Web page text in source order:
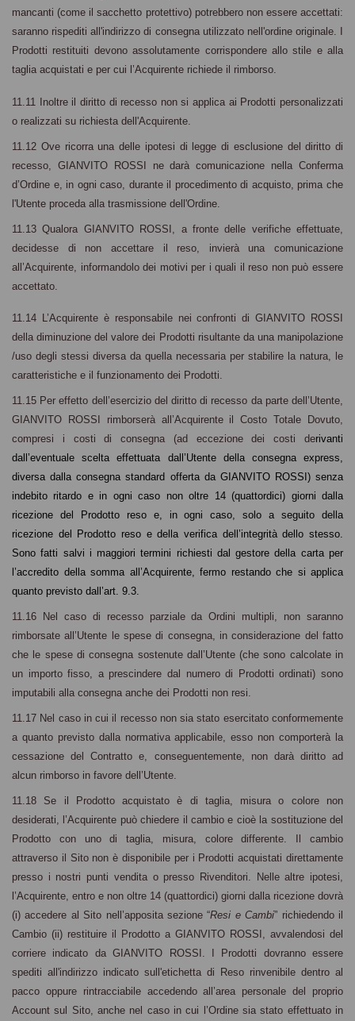
mancanti (come il sacchetto protettivo) potrebbero non essere accettati:
saranno rispediti all'indirizzo di consegna utilizzato nell'ordine originale.
Prodotti restituiti devono assolutamente corrispondere allo stile e alla
taglia acquistati e per cui l’Acquirente richiede il rimborso.
11.11 Inoltre il diritto di recesso nonsi applica ai Prodotti personalizzati
o realizzati su richiesta dell'Acquirente.
11.12 Ove ricorra una delle ipotesi di legge di esclusione del diritto di
recesso, GIANVITO ROSSI ne darà comunicazione nella Conferma
d’Ordine e, in ogni caso, durante il procedimento di acquisto, prima che
l'Utente proceda alla trasmissione dell'Ordine.
11.13 Qualora GIANVITO ROSSI, a fronte delle verifiche effettuate,
decidesse di non accettare il reso, invierà una comunicazione
all’Acquirente, informandolo dei motivi per i quali il reso non può essere
accettato.
11.14 L’Acquirente è responsabile nei confronti di GIANVITO ROSSI
della diminuzione del valore dei Prodotti risultante da una manipolazione
/uso degli stessi diversa da quella necessaria per stabilire la natura, le
caratteristiche e il funzionamento dei Prodotti.
11.15 Per effetto dell’esercizio del diritto di recesso da parte dell’Utente,
GIANVITO ROSSI rimborserà all’Acquirente il Costo Totale Dovuto,
compresi i costi di consegna (ad eccezione dei costi derivanti
dall’eventuale sceltaeffettuata dall’Utente della consegna express,
diversa dalla consegna standard offerta da GIANVITO ROSSI)senza
indebito ritardo e in ogni caso non oltre 14 (quattordici) giorni dalla
ricezione del Prodotto reso e, in ogni caso,solo a seguito della
ricezione del Prodotto reso e della verifica dell’integrità dello stesso.
Sono fatti salvi i maggiori termini richiesti dal gestore della carta per
l’accredito della somma all’Acquirente, fermo restando che si applica
quanto previsto dall’art. 9.3.
11.16 Nel caso di recesso parziale da Ordini multipli, non saranno
rimborsate all’Utente le spese di consegna, in considerazione del fatto
che le spese di consegna sostenute dall’Utente (che sono calcolate in
un importo fisso, a prescindere dal numero di Prodotti ordinati) sono
imputabili alla consegna anche dei Prodotti non resi.
11.17 Nel caso in cui il recesso non sia stato esercitato conformemente
a quanto previsto dalla normativa applicabile, esso non comporterà la
cessazione del Contratto e, conseguentemente, non darà diritto ad
alcun rimborso in favore dell’Utente.
11.18 Se il Prodotto acquistato è di taglia, misura o colore non
desiderati, l’Acquirente può chiedere il cambio e cioè la sostituzione del
Prodotto con uno di taglia, misura, colore differente. Il cambio
attraverso il Sito non è disponibile per i Prodotti acquistati direttamente
presso i nostri punti vendita o presso Rivenditori. Nelle altre ipotesi,
l’Acquirente, entro e non oltre 14 (quattordici) giorni dalla ricezione dovrà
(i) accedere al Sito nell’apposita sezione “Resi e Cambi” richiedendo il
Cambio (ii) restituire il Prodotto a GIANVITO ROSSI, avvalendosi del
corriere indicato da GIANVITO ROSSI. I Prodotti dovranno essere
spediti all'indirizzo indicato sull'etichetta di Reso rinvenibile dentro al
pacco oppure rintracciabile accedendo all’area personale del proprio
Account sul Sito, anche nel caso in cui l’Ordine sia stato effettuato in